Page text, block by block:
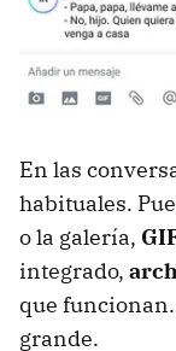
En las
habituales.
o la galería,
integrado,
que
grande.